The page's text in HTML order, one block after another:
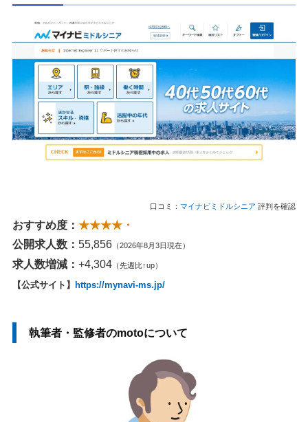
口コミ： マイナビミドルシニア 評判を確認
おすすめ度： ★★★★・
公開求人数： 55,856 （2026年8月3日現在）
求人数増減： +4,304 （先週比↑up）
【公式サイト】 https://mynavi-ms.jp/
執筆者・監修者のmotoについて